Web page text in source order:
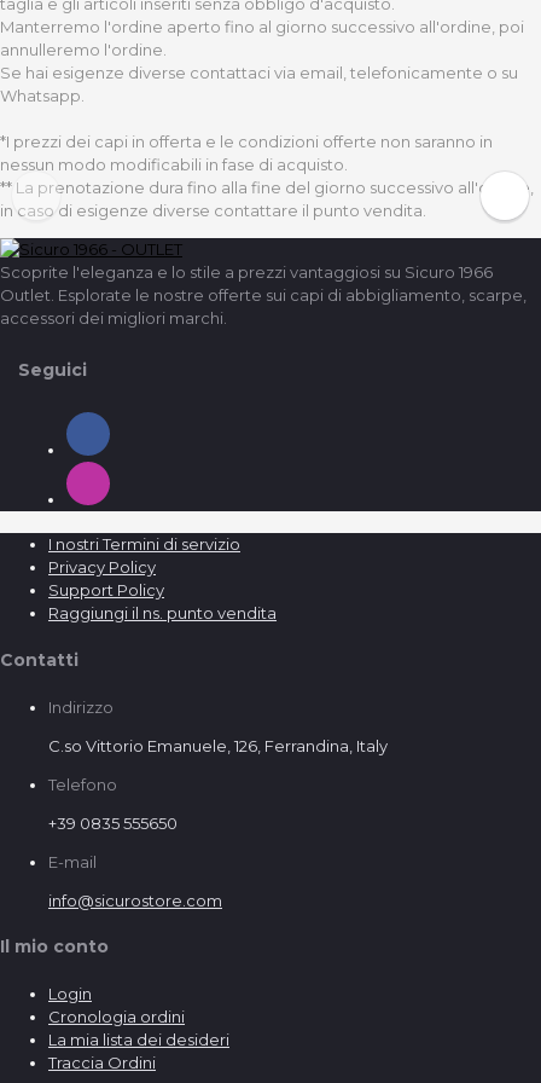
Manterremo l'ordine aperto fino al giorno successivo all'ordine, poi
annulleremo l'ordine.
Se hai esigenze diverse contattaci via email, telefonicamente o su
Whatsapp.
*I prezzi dei capi in offerta e le condizioni offerte non saranno in
nessun modo modificabili in fase di acquisto.
** La prenotazione dura fino alla fine del giorno successivo all'ordine,
in caso di esigenze diverse contattare il punto vendita.
Scoprite l'eleganza e lo stile a prezzi vantaggiosi su Sicuro 1966
Outlet. Esplorate le nostre offerte sui capi di abbigliamento, scarpe,
accessori dei migliori marchi.
Seguici
I nostri Termini di servizio
Privacy Policy
Support Policy
Raggiungi il ns. punto vendita
Contatti
Indirizzo
C.so Vittorio Emanuele, 126, Ferrandina, Italy
Telefono
+39 0835 555650
E-mail
info@sicurostore.com
Il mio conto
Login
Cronologia ordini
La mia lista dei desideri
Traccia Ordini